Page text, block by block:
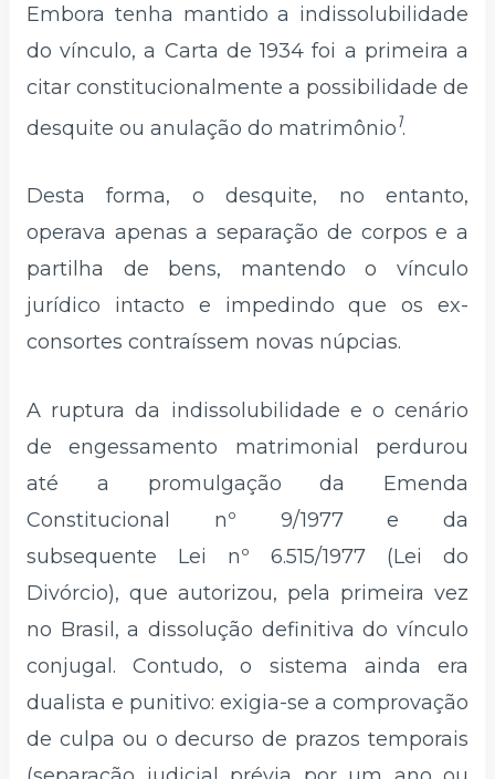
Embora tenha mantido a indissolubilidade
do vínculo, a Carta de 1934 foi a primeira a
citar constitucionalmente a possibilidade de
desquite ou anulação do matrimônio1.
Desta forma, o desquite, no entanto,
operava apenas a separação de corpos e a
partilha de bens, mantendo o vínculo
jurídico intacto e impedindo que os ex-
consortes contraíssem novas núpcias.
A ruptura da indissolubilidade e o cenário
de engessamento matrimonial perdurou
até a promulgação da Emenda
Constitucional nº 9/1977 e da
subsequente Lei nº 6.515/1977 (Lei do
Divórcio), que autorizou, pela primeira vez
no Brasil, a dissolução definitiva do vínculo
conjugal. Contudo, o sistema ainda era
dualista e punitivo: exigia-se a comprovação
de culpa ou o decurso de prazos temporais